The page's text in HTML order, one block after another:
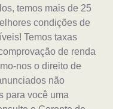
temos mais de 25
condições de
Temos taxas
de renda
nos o direito de
não
para você uma